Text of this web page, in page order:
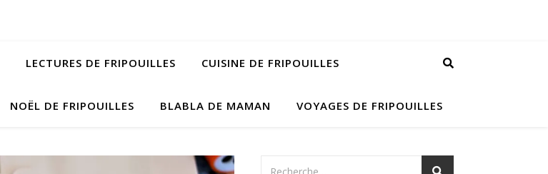
LECTURES DE FRIPOUILLES CUISINE DE FRIPOUILLES
NOËL DE FRIPOUILLES BLABLA DE MAMAN VOYAGES DE FRIPOUILLES